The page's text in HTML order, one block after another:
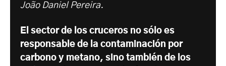
João Daniel Pereira.
El sector de los cruceros no sólo es
responsable de la contaminación por
carbono y metano, sino también de los